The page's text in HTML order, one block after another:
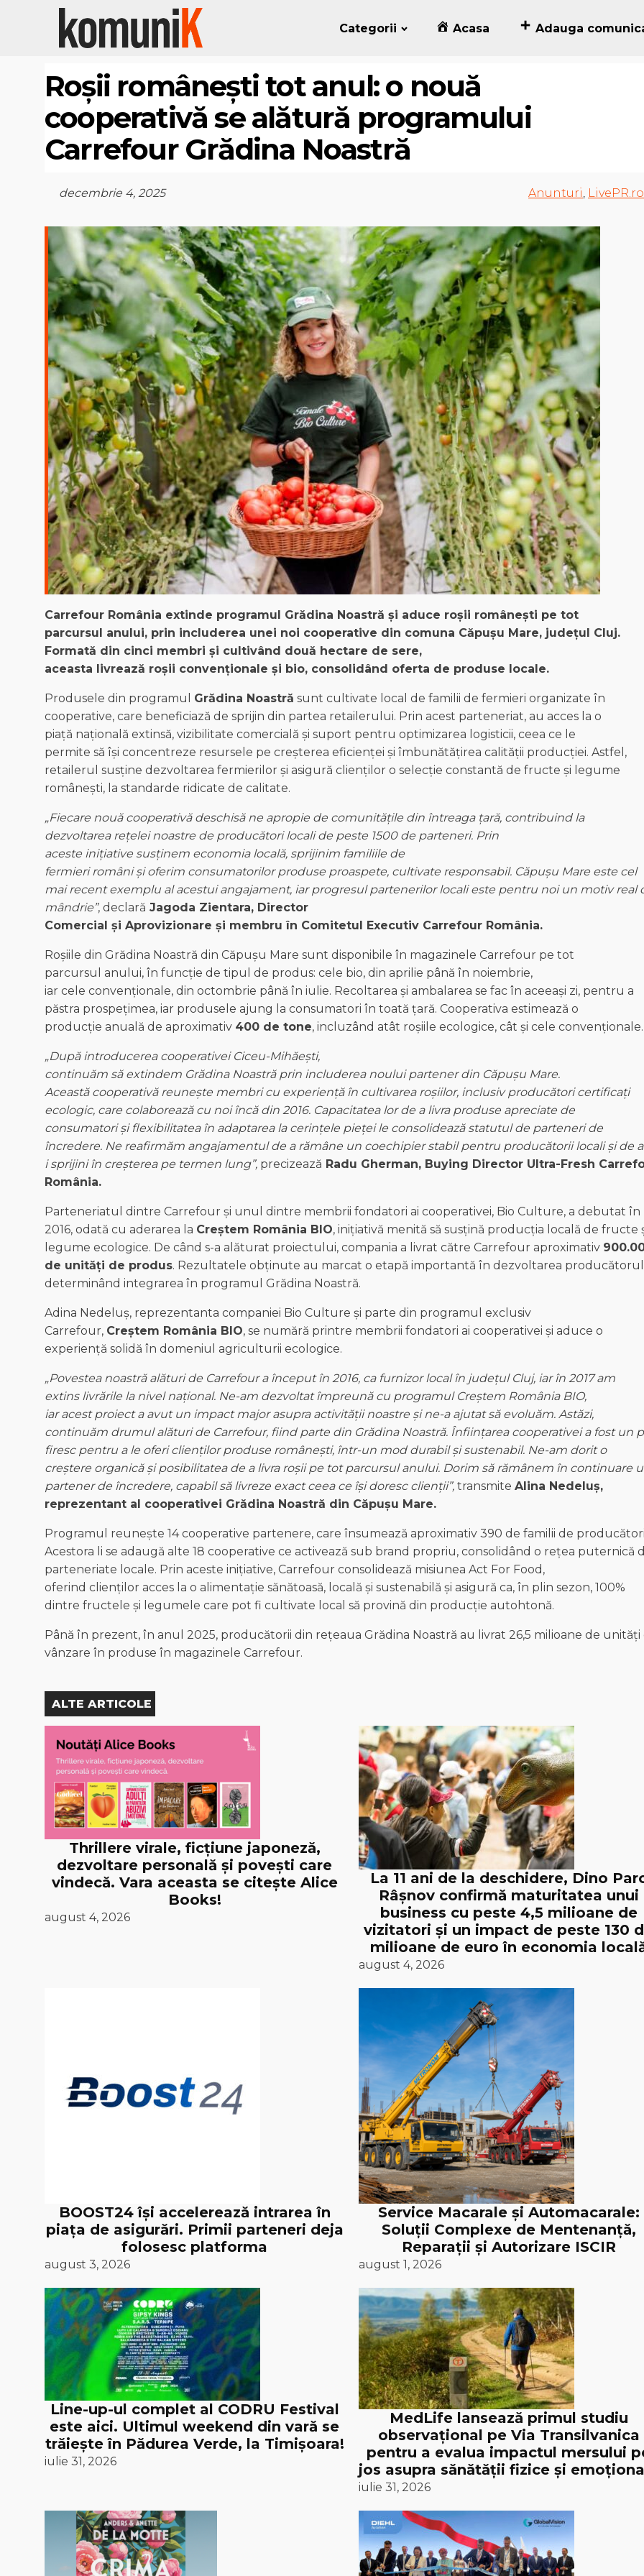
Categorii Acasa Adauga
Roșii românești tot anul: o nouă
cooperativă se alătură programului
Carrefour Grădina Noastră
decembrie 4, 2025 Anunturi, LivePR.ro
Carrefour România extinde programul Grădina Noastră și aduce roșii românești pe tot
parcursul anului, prin includerea unei noi cooperative din comuna Căpușu Mare, județul Cluj.
Formată din cinci membri și cultivând două hectare de sere,
aceasta livrează roșii convenționale și bio, consolidând oferta de produse locale.
Produsele din programul Grădina Noastră sunt cultivate local de familii de fermieri organizate în
cooperative, care beneficiază de sprijin din partea retailerului. Prin acest parteneriat, au acces la o
piață națională extinsă, vizibilitate comercială și suport pentru optimizarea logisticii, ceea ce le
permite să își concentreze resursele pe creșterea eficienței și îmbunătățirea calității producției. Astfel,
retailerul susține dezvoltarea fermierilor și asigură clienților o selecție constantă de fructe și legume
românești, la standarde ridicate de calitate.
„Fiecare nouă cooperativă deschisăne apropie de comunitățile din întreaga țară, contribuindla
dezvoltarea rețelei noastre de producători localide peste 1500 de parteneri. Prin
aceste inițiative susținem economia locală, sprijinim familiile de
fermieri români și oferim consumatorilor produse proaspete, cultivate responsabil. Căpușu Mare este cel
mairecentexemplu alacestui angajament, iar progresul partenerilor locali este pentru noiun motivreal
mândrie”, declară Jagoda Zientara, Director
Comercial și Aprovizionare și membru în Comitetul Executiv Carrefour România.
Roșiile din Grădina Noastră din Căpușu Mare sunt disponibile în magazinele Carrefour pe tot
parcursul anului, în funcție de tipul de produs: cele bio, din aprilie până în noiembrie,
iar cele convenționale, din octombrie până în iulie. Recoltarea și ambalarea se fac în aceeași zi, pentru a
păstra prospețimea, iar produsele ajung la consumatori în toată țară. Cooperativa estimează o
producție anuală de aproximativ 400 de tone, incluzând atât roșiile ecologice, cât și cele convenționale.
„După introducerea cooperativei Ciceu-Mihăești,
continuăm să extindem Grădina Noastră prin includerea noului partenerdin Căpușu Mare.
Această cooperativă reunește membricu experiență în cultivarea roșiilor, inclusiv producători certificați
ecologic, care colaboreazăcu noi încădin 2016. Capacitatealor de a livra produse apreciate de
consumatori și flexibilitatea în adaptareala cerințele piețeile consolidează statutulde parteneride
încredere. Ne reafirmăm angajamentulde a rămâne un coechipier stabil pentru producătorii locali șide
i sprijini în creștereape termen lung”, precizează Radu Gherman, Buying Director Ultra-Fresh
România.
Parteneriatul dintre Carrefour și unul dintre membrii fondatori ai cooperativei, Bio Culture, a debutat în
2016, odată cu aderarea la Creștem România BIO, inițiativă menită să susțină producția locală de fructe
legume ecologice. De când s-a alăturat proiectului, compania a livrat către Carrefour aproximativ
de unități de produs. Rezultatele obținute au marcat o etapă importantă în dezvoltarea
determinând integrarea în programul Grădina Noastră.
Adina Nedeluș, reprezentanta companiei Bio Culture și parte din programul exclusiv
Carrefour, Creștem România BIO, se numără printre membrii fondatori ai cooperativei și aduce o
experiență solidă în domeniul agriculturii ecologice.
„Povestea noastră alăturide Carrefour a început în 2016, ca furnizorlocalîn județulCluj, iar în 2017 am
extins livrările la nivel național. Ne-am dezvoltat împreunăcu programul Creștem RomâniaBIO,
iar acest proiect a avutun impact majorasupra activității noastre șine-a ajutat să evoluăm. Astăzi,
continuăm drumul alăturide Carrefour, fiind parte din GrădinaNoastră. Înființarea cooperativeia fostun
firesc pentru a le oferi clienților produse românești, într-un mod durabil și sustenabil. Ne-am dorito
creștere organică și posibilitateade a livra roșiipe totparcursul anului. Dorim să rămânem în continuare
partenerde încredere, capabil să livreze exactceea ce își doresc clienții”, transmite Alina Nedeluș,
reprezentant al cooperativei Grădina Noastră din Căpușu Mare.
Programul reunește 14 cooperative partenere, care însumează aproximativ 390 de familii de
Acestora li se adaugă alte 18 cooperative ce activează sub brand propriu, consolidând o rețea puternică
parteneriate locale. Prin aceste inițiative, Carrefour consolidează misiunea Act For Food,
oferind clienților acces la o alimentație sănătoasă, locală și sustenabilă și asigură ca, în plin sezon, 100%
dintre fructele și legumele care pot fi cultivate local să provină din producție autohtonă.
Până în prezent, în anul 2025, producătorii din rețeaua Grădina Noastră au livrat 26,5 milioane de unități
vânzare în produse în magazinele Carrefour.
ALTE ARTICOLE
Thrillere virale, ficțiune japoneză,
dezvoltare personală și povești care
vindecă. Vara aceasta se citește Alice
Books!
august 4, 2026
La 11 ani de la deschidere, Dino
Râșnov confirmă maturitatea unui
business cu peste 4,5 milioane de
vizitatori și un impact de peste 130
milioane de euro în economia
august 4, 2026
BOOST24 își accelerează intrarea în
piața de asigurări. Primii parteneri deja
folosesc platforma
august 3, 2026
Service Macarale și Automacarale:
Soluții Complexe de Mentenanță,
Reparații și Autorizare ISCIR
august 1, 2026
Line-up-ul complet al CODRU Festival
este aici. Ultimul weekend din vară se
trăiește în Pădurea Verde, la Timișoara!
iulie 31, 2026
MedLife lansează primul studiu
observațional pe Via Transilvanica
pentru a evalua impactul mersului
jos asupra sănătății fizice și
iulie 31, 2026